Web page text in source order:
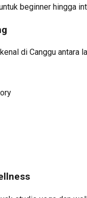
beginner hingga
di Canggu antara